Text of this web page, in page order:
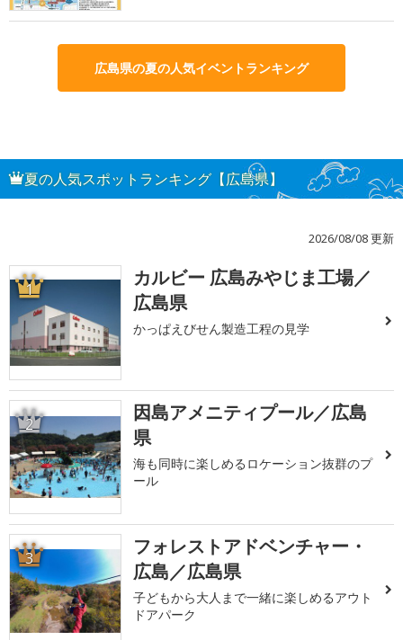
広島県の夏の人気イベントランキング
夏の人気スポットランキング【広島県】
2026/08/08 更新
1
カルビー 広島みやじま工場／
広島県
かっぱえびせん製造工程の見学
2
因島アメニティプール／広島
県
海も同時に楽しめるロケーション抜群のプ
ール
3
フォレストアドベンチャー・
広島／広島県
子どもから大人まで一緒に楽しめるアウト
ドアパーク